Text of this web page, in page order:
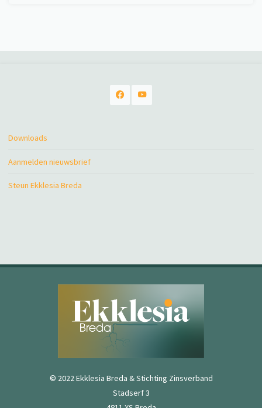
Downloads
Aanmelden nieuwsbrief
Steun Ekklesia Breda
© 2022 Ekklesia Breda & Stichting Zinsverband
Stadserf 3